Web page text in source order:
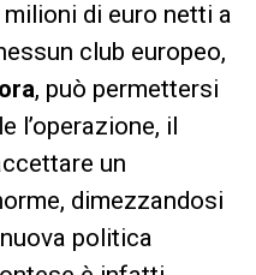
di euro netti a
club europeo,
, può permettersi
l’operazione, il
un
dimezzandosi
politica